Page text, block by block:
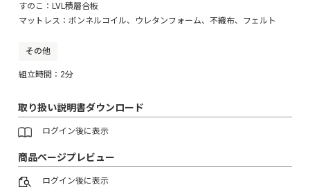
すのこ：LVL積層合板
マットレス：ボンネルコイル、ウレタンフォーム、不織布、フェルト
その他
組立時間：2分
取り扱い説明書ダウンロード
ログイン後に表示
商品ページプレビュー
ログイン後に表示